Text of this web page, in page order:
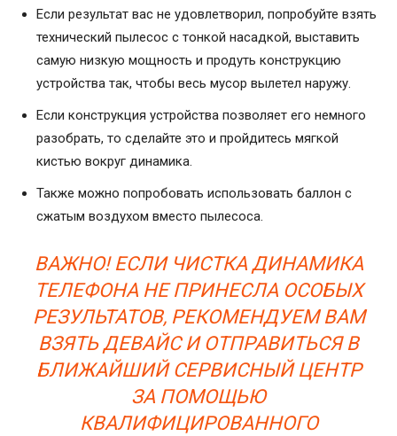
Если результат вас не удовлетворил, попробуйте взять
технический пылесос с тонкой насадкой, выставить
самую низкую мощность и продуть конструкцию
устройства так, чтобы весь мусор вылетел наружу.
Если конструкция устройства позволяет его немного
разобрать, то сделайте это и пройдитесь мягкой
кистью вокруг динамика.
Также можно попробовать использовать баллон с
сжатым воздухом вместо пылесоса.
ВАЖНО! ЕСЛИ ЧИСТКА ДИНАМИКА
ТЕЛЕФОНА НЕ ПРИНЕСЛА ОСОБЫХ
РЕЗУЛЬТАТОВ, РЕКОМЕНДУЕМ ВАМ
ВЗЯТЬ ДЕВАЙС И ОТПРАВИТЬСЯ В
БЛИЖАЙШИЙ СЕРВИСНЫЙ ЦЕНТР
ЗА ПОМОЩЬЮ
КВАЛИФИЦИРОВАННОГО